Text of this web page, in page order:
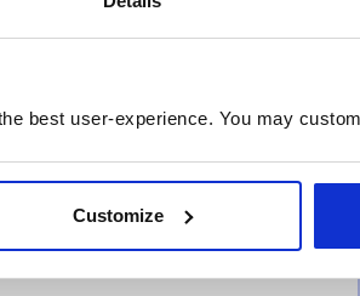
best user-experience. You may
Customize
Comptabilité analytique